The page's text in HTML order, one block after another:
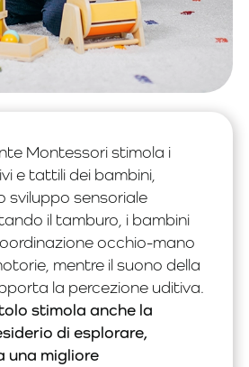
Montessori stimola i
e tattili dei bambini,
sviluppo sensoriale
il tamburo, i bambini
occhio-mano
mentre il suono della
la percezione uditiva.
stimola anche la
di esplorare,
una migliore